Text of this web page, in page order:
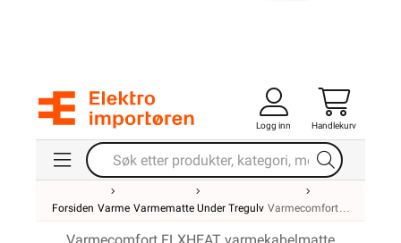
Logg inn Handlekurv
Forsiden Varme Varmematte Under Tregulv Varmecomfort